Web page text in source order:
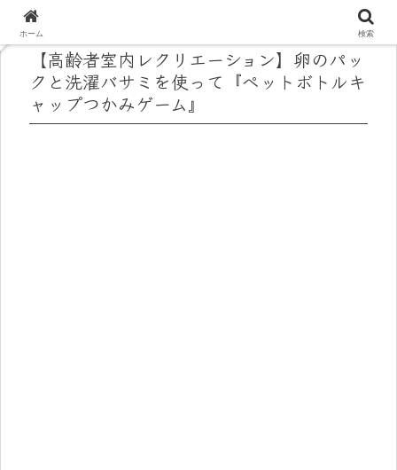
【高齢者室内レクリエーション】卵のパッ
クと洗濯バサミを使って『ペットボトルキ
ャップつかみゲーム』
ホーム 検索